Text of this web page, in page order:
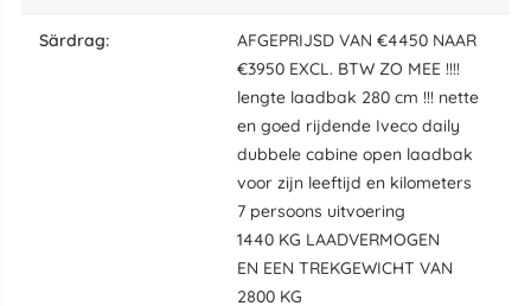
särdrag:
AFGEPRIJSD VAN €4450 NAAR
€3950 EXCL. BTW ZO MEE !!!!
lengte laadbak 280 cm !!! nette
en goed rijdende Iveco daily
dubbele cabine open laadbak
voor zijn leeftijd en kilometers
7 persoons uitvoering
1440 KG LAADVERMOGEN
EN EEN TREKGEWICHT VAN
2800 KG